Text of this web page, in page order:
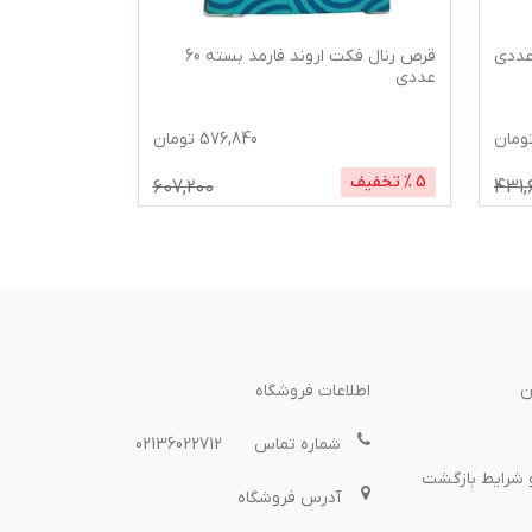
قرص رنال فکت اروند فارمد بسته 60
عددی
576,840 تومان
5% تخفیف 607,200
شرایط بازگشت
اطلاعات فروشگاه
شماره تماس 02136022712
آدرس فروشگاه